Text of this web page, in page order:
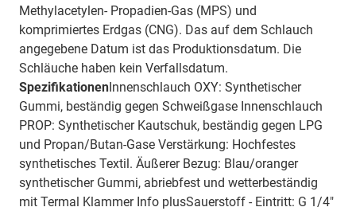
Methylacetylen- Propadien-Gas (MPS) und
komprimiertes Erdgas (CNG). Das auf dem Schlauch
angegebene Datum ist das Produktionsdatum. Die
Schläuche haben kein Verfallsdatum.
Spezifikationen Innenschlauch OXY: Synthetischer
Gummi, beständig gegen Schweißgase Innenschlauch
PROP: Synthetischer Kautschuk, beständig gegen LPG
und Propan/Butan-Gase Verstärkung: Hochfestes
synthetisches Textil. Äußerer Bezug: Blau/oranger
synthetischer Gummi, abriebfest und wetterbeständig
mit Termal Klammer Info plusSauerstoff - Eintritt: G 1/4"